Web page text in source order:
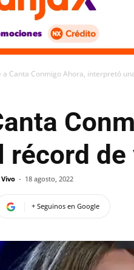
a Canta Conmigo Ahora, interpretó
récord de
- 18 agosto, 2022
+ Seguinos en Google